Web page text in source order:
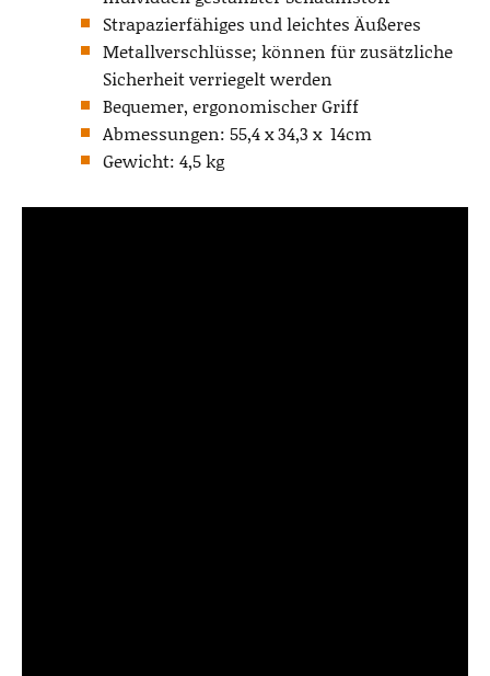
Strapazierfähiges und leichtes Äußeres
Metallverschlüsse; können für zusätzliche
Sicherheit verriegelt werden
Bequemer, ergonomischer Griff
Abmessungen: 55,4 x 34,3 x 14cm
Gewicht: 4,5 kg